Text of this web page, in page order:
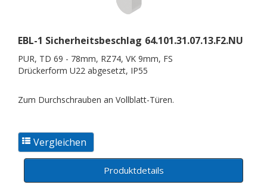
EBL-1 Sicherheitsbeschlag 64.101.31.07.13.F2.NU
PUR, TD 69 - 78mm, RZ74, VK 9mm, FS
Drückerform U22 abgesetzt, IP55
Zum Durchschrauben an Vollblatt-Türen.
Produktdetails